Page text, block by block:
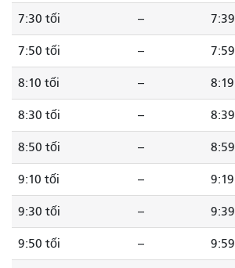
7:30 tối --
7:50 tối --
8:10 tối --
8:30 tối --
8:50 tối --
9:10 tối --
9:30 tối --
9:50 tối --